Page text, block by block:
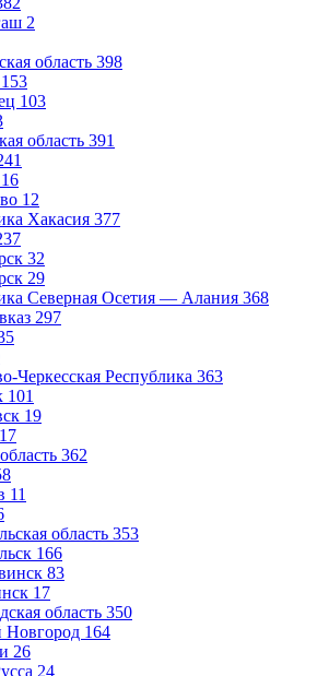
2
область 398
153
103
область 391
16
12
Хакасия 377
32
29
Северная Осетия — Алания 368
297
Черкесская Республика 363
101
19
17
362
11
область 353
166
83
17
область 350
Новгород 164
26
24